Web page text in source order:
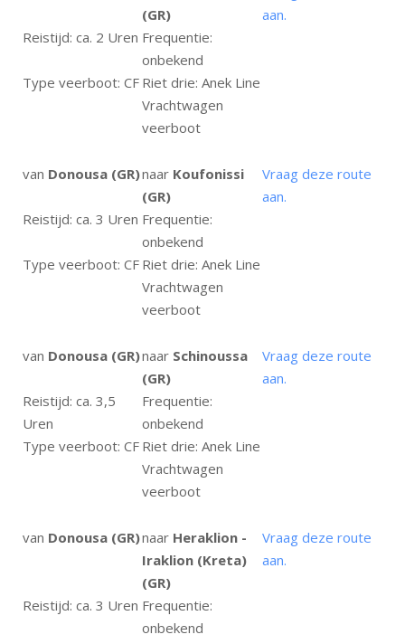
(GR)
aan.
Reistijd: ca. 2 Uren Frequentie:
onbekend
Type veerboot: CF Riet drie: Anek Line
Vrachtwagen
veerboot
van Donousa (GR)naar Koufonissi
(GR)
Vraag deze route
aan.
Reistijd: ca. 3 Uren Frequentie:
onbekend
Type veerboot: CF Riet drie: Anek Line
Vrachtwagen
veerboot
van Donousa (GR)naar Schinoussa
(GR)
Vraag deze route
aan.
Reistijd: ca. 3,5
Uren
Frequentie:
onbekend
Type veerboot: CF Riet drie: Anek Line
Vrachtwagen
veerboot
van Donousa (GR)naar Heraklion -
Iraklion (Kreta)
(GR)
Vraag deze route
aan.
Reistijd: ca. 3 Uren Frequentie:
onbekend